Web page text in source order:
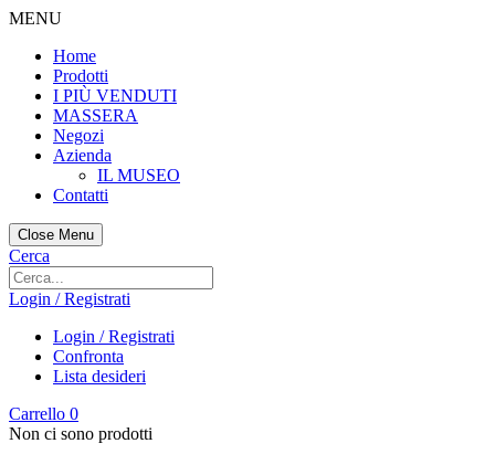
MENU
Home
Prodotti
I PIÙ VENDUTI
MASSERA
Negozi
Azienda
IL MUSEO
Contatti
Close Menu
Cerca
Login / Registrati
Login / Registrati
Confronta
Lista desideri
Carrello 0
Non ci sono prodotti